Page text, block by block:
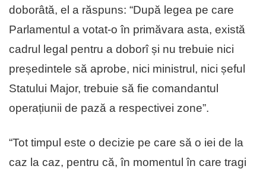
doborâtă, el a răspuns: “După legea pe care
Parlamentul a votat-o în primăvara asta, există
cadrul legal pentru a doborî și nu trebuie nici
președintele să aprobe, nici ministrul, nici șeful
Statului Major, trebuie să fie comandantul
operațiunii de pază a respectivei zone”.
“Tot timpul este o decizie pe care să o iei de la
caz la caz, pentru că, în momentul în care tragi